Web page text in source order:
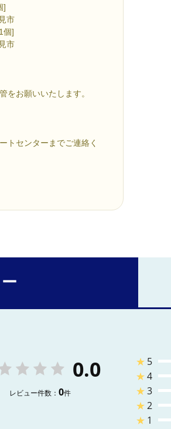
]
市
個]
市
をお願いいたします。
トセンターまでご連絡く
0.0
レビュー件数： 0件
★ 5
★4
★3
★2
★ 1